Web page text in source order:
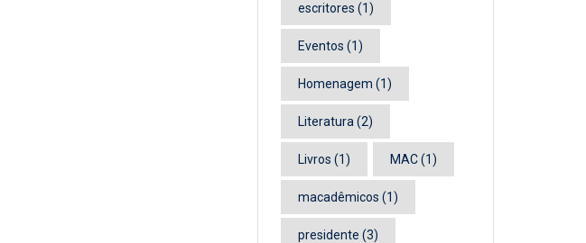
escritores (1)
Eventos (1)
Homenagem (1)
Literatura (2)
Livros (1) MAC(1)
macadêmicos (1)
presidente (3)